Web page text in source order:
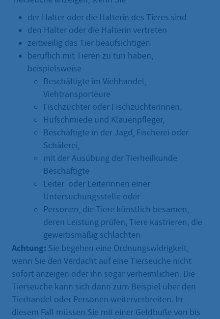
der Halter oder die Halterin des Tieres sind
den Halter oder die Halterin vertreten
zeitweilig das Tier beaufsichtigen
beruflich mit Tieren zu tun haben,
beispielsweise
Beschäftigte im Viehhandel,
Viehtransporteure
Fischzüchter oder Fischzüchterinnen,
Hufschmiede und Klauenpfleger,
Beschäftigte in der Jagd, Fischerei oder
Schäferei,
mit der Ausübung der Tierheilkunde
Beschäftigte
Leiter oder Leiterinnen einer
Untersuchungsstelle oder
Personen, die Tiere künstlich besamen,
deren Leistung prüfen, Tiere kastrieren, die
gewerbsmäßig schlachten
Achtung: Sie begehen eine Ordnungswidrigkeit,
wenn Sie den Verdacht auf eine Tierseuche nicht
sofort anzeigen oder ihn sogar verheimlichen. Die
Tierseuche kann sich dann zum Beispiel über den
Tierhandel oder Personen weiterverbreiten. In
diesem Fall müssen Sie mit einer Geldbuße von bis